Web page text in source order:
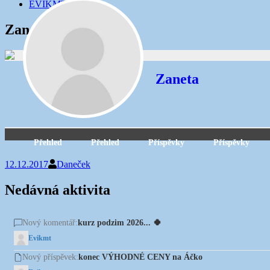
EVIKMT
Zaneta
Zaneta
Přehled Přehled Příspěvky Příspěvky
12.12.2017 Daneček
Nedávná aktivita
Nový komentář:kurz podzim 2026... 🍀
Evikmt
Nový příspěvek:konec VÝHODNÉ CENY na Áčko